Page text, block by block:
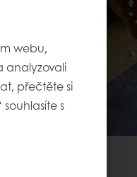
webu,
analyzovali
přečtěte si
s